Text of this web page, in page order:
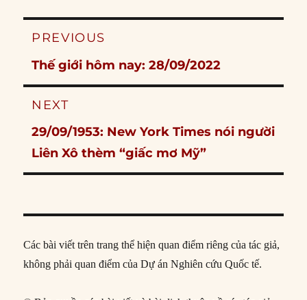
Post
PREVIOUS
Previous
post:
Thế giới hôm nay: 28/09/2022
NEXT
Next
post:
29/09/1953: New York Times nói người
Liên Xô thèm “giấc mơ Mỹ”
Các bài viết trên trang thể hiện quan điểm riêng của tác giả,
không phải quan điểm của Dự án Nghiên cứu Quốc tế.